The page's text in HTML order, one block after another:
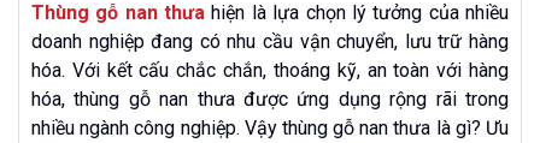
Thùng gỗ nan thưa hiện là lựa chọn lý tưởng của nhiều
doanh nghiệp đang có nhu cầu vận chuyển, lưu trữ hàng
hóa. Với kết cấu chắc chắn, thoáng kỹ, an toàn với hàng
hóa, thùng gỗ nan thưa được ứng dụng rộng rãi trong
nhiều ngành công nghiệp. Vậy thùng gỗ nan thưa là gì? Ưu